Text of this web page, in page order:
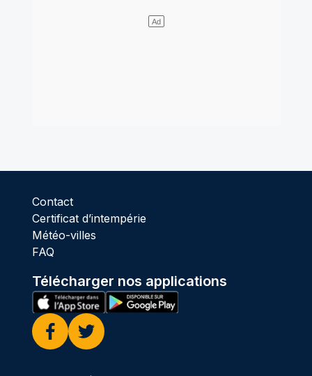
Contact
Certificat d’intempérie
Météo-villes
FAQ
Télécharger nos applications
Facebook
Twitter